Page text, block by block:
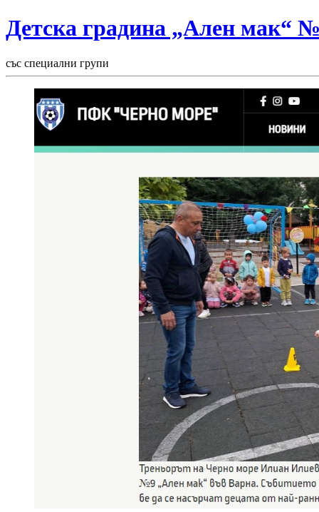
Детска градина „Ален мак“
със специални групи